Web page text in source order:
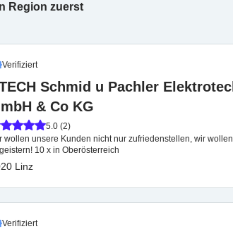
Region zuerst
Verifiziert
Schmid u Pachler
& Co KG
5.0 (2)
wollen unsere Kunden nicht nur zufriedenstellen, wir
begeistern! 10 x in Oberösterreich
Linz
Verifiziert